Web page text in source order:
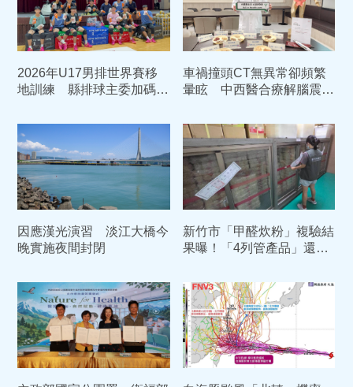
2026年U17男排世界賽移
地訓練 縣排球主委加碼加
車禍撞頭CT無異常卻頻繁
暈眩 中西醫合療解腦震盪
因應漢光演習 淡江大橋今
晚實施夜間封閉
新竹市「甲醛炊粉」複驗結
果曝！「4列管產品」還是